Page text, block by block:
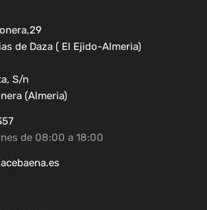
de Daza ( El Ejido-Almeria)
S/n
(Almeria)
de 08:00 a 18:00